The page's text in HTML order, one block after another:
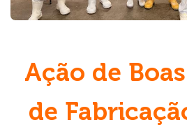
Ação de
de